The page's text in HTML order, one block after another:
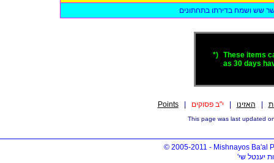
שש ושמח בדירתו בתחתונים
*)
These items
as 30 days
Points| האזינו |י"ב פסוקים
© 2005-2011 - Mishnayos Ba'al
יענטל שי'